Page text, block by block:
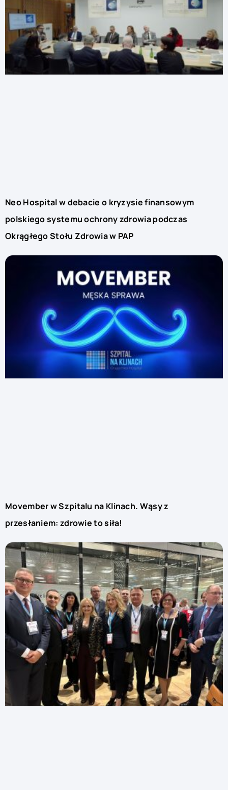
Neo Hospital w debacie o kryzysie finansowym
polskiego systemu ochrony zdrowia podczas
Okrągłego Stołu Zdrowia w PAP
Movember w Szpitalu na Klinach. Wąsy z
przesłaniem: zdrowie to siła!